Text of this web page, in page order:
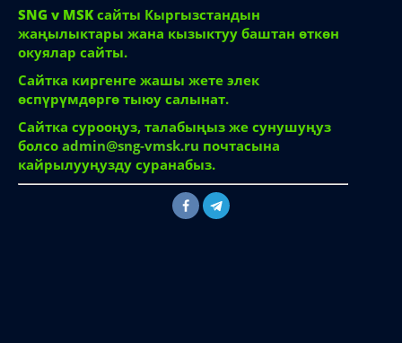
SNG v MSK сайты Кыргызстандын
жаңылыктары жана кызыктуу баштан өткөн
окуялар сайты.
Сайтка киргенге жашы жете элек
өспүрүмдөргө тыюу салынат.
Сайтка сурооңуз, талабыңыз же сунушуңуз
болсо admin@sng-vmsk.ru почтасына
кайрылууңузду суранабыз.